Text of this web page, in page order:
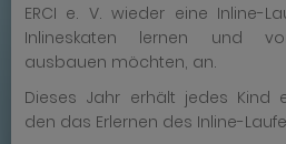
ERCI e. V. wieder eine Inline-
Inlineskaten lernen und
ausbauen möchten, an.
Dieses Jahr erhält jedes Kind
den das Erlernen des Inline-